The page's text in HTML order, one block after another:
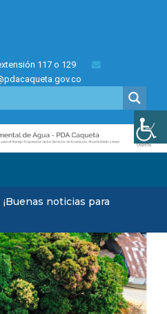
117 o 129
¡Buenas noticias para